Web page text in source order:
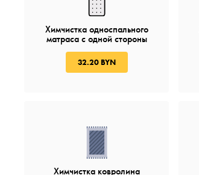
Химчистка односпального
матраса с одной стороны
32.20 BYN
Химчистка ковролина